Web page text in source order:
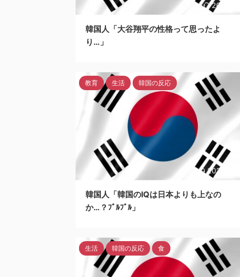
2024/5/6
韓国人「大谷翔平の性格って思ったよ
り…」
2023/5/25
教育 生活 韓国の反応
韓国人「韓国のIQは日本よりも上なの
か…？ﾌﾞﾙﾌﾞﾙ」
生活 韓国の反応 食